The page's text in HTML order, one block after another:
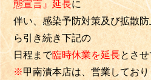
態宣言』延長に
伴い、感染予防対策及び拡散
ら引き続き下記の
日程まで臨時休業を延長とさ
※甲南漬本店は、営業しており